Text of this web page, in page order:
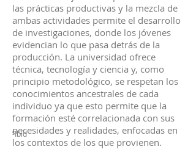
las prácticas productivas y la mezcla de
ambas actividades permite el desarrollo
de investigaciones, donde los jóvenes
evidencian lo que pasa detrás de la
producción. La universidad ofrece
técnica, tecnología y ciencia y, como
principio metodológico, se respetan los
conocimientos ancestrales de cada
individuo ya que esto permite que la
formación esté correlacionada con sus
necesidades y realidades, enfocadas en
los contextos de los que provienen.
⁵Ibid